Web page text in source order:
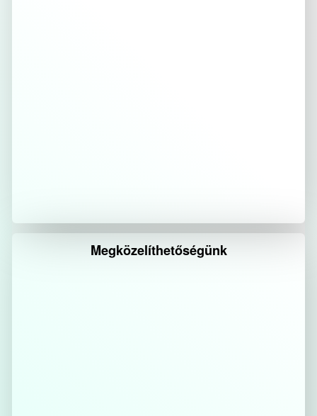
Megközelíthetőségünk